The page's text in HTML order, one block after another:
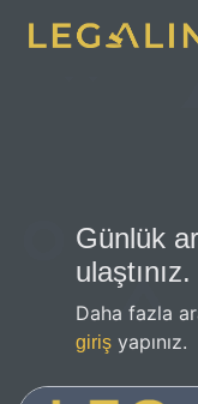
Günlük
ulaştınız.
Daha fazla
giriş yapınız.